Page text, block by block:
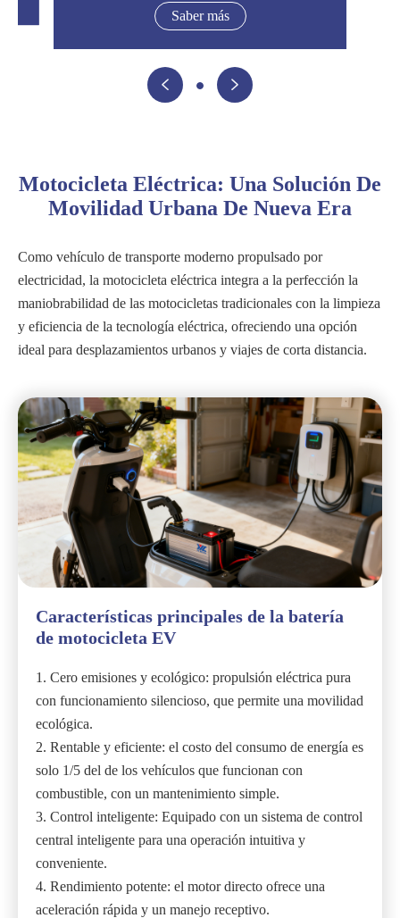
Saber más
 
Motocicleta Eléctrica: Una Solución De
Movilidad Urbana De Nueva Era
Como vehículo de transporte moderno propulsado por
electricidad, la motocicleta eléctrica integra a la perfección la
maniobrabilidad de las motocicletas tradicionales con la limpieza
y eficiencia de la tecnología eléctrica, ofreciendo una opción
ideal para desplazamientos urbanos y viajes de corta distancia.
Características principales de la batería
de motocicleta EV
1. Cero emisiones y ecológico: propulsión eléctrica pura
con funcionamiento silencioso, que permite una movilidad
ecológica.
2. Rentable y eficiente: el costo del consumo de energía es
solo 1/5 del de los vehículos que funcionan con
combustible, con un mantenimiento simple.
3. Control inteligente: Equipado con un sistema de control
central inteligente para una operación intuitiva y
conveniente.
4. Rendimiento potente: el motor directo ofrece una
aceleración rápida y un manejo receptivo.